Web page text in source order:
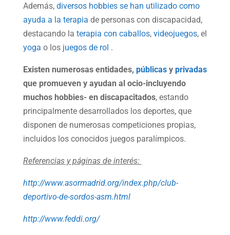
Además, diversos hobbies se han utilizado como
ayuda a la terapia de personas con discapacidad,
destacando la terapia con caballos, videojuegos, el
yoga o los juegos de rol .
Existen numerosas entidades, públicasy privadas
que promueven y ayudan al ocio-incluyendo
muchos hobbies- en discapacitados, estando
principalmente desarrollados los deportes, que
disponen de numerosas competiciones propias,
incluidos los conocidos juegos paralímpicos.
Referencias y páginas de interés:
http://www.asormadrid.org/index.php/club-
deportivo-de-sordos-asm.html
http://www.feddi.org/